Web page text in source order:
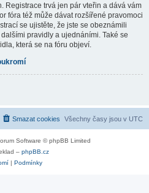
Registrace trvá jen pár vteřin a dává vám
fóra též může dávat rozšířené pravomoci
se ujistěte, že jste se obeznámili
pravidly a ujednáními. Také se
která se na fóru objeví.
Všechny časy jsou v UTC
Smazat cookies
Software © phpBB Limited
– phpBB.cz
| Podmínky